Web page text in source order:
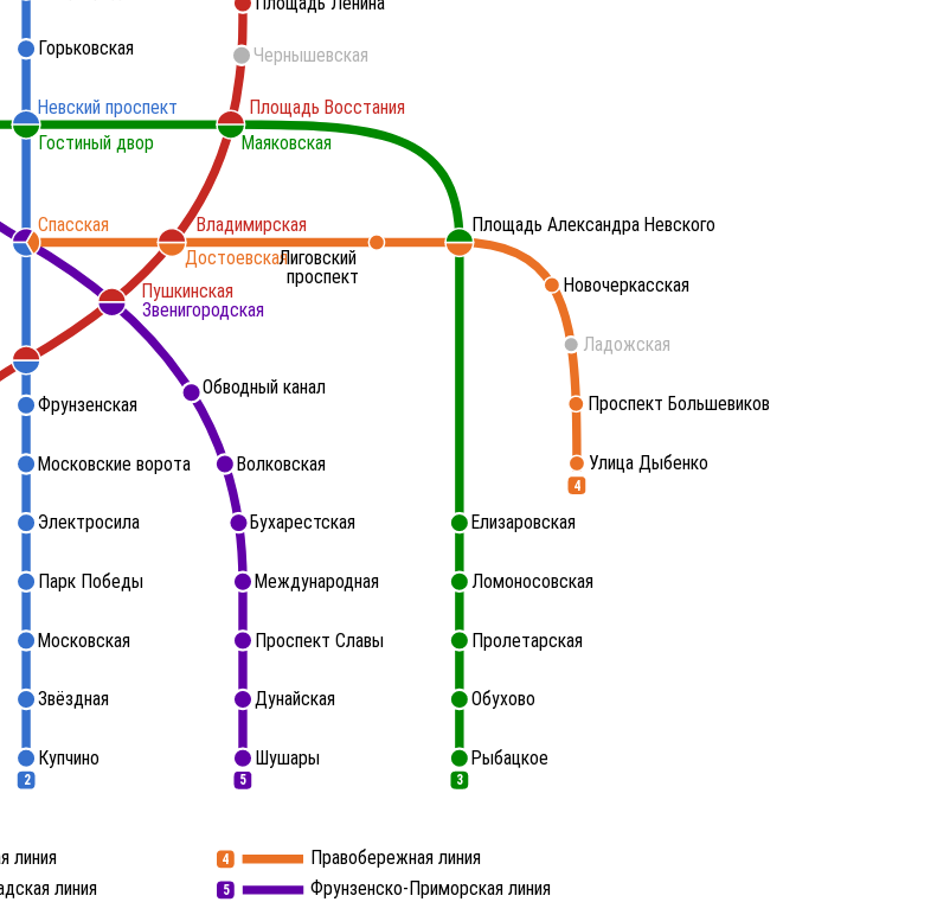
линия
линия
Правобережная линия
4
Фрунзенско-Приморская линия
5
2 5 3
4
Московские ворота Волковская
Обводный канал
Бухарестская
Международная
Достоевская
Владимирская
Лиговский
проспект
Спасская
Звенигородская
Пушкинская
Купчино
Звёздная
Московская
Фрунзенская
Парк Победы
Электросила
Невский проспект
Гостиный двор Маяковская
Площадь Восстания
Площадь Александра Невского
Новочеркасская
Ладожская
Проспект Большевиков
Улица Дыбенко
Рыбацкое
Обухово
Пролетарская
Ломоносовская
Елизаровская
Горьковская Чернышевская
Проспект Славы
Дунайская
Шушары